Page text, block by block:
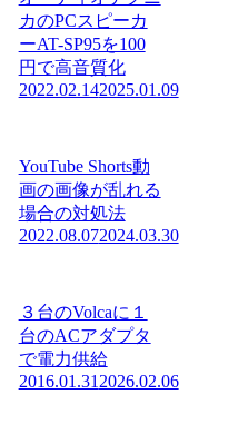
カのPCスピーカ
ーAT-SP95を100
円で高音質化
2022.02.142025.01.09
YouTube Shorts動
画の画像が乱れる
場合の対処法
2022.08.072024.03.30
３台のVolcaに１
台のACアダプタ
で電力供給
2016.01.312026.02.06